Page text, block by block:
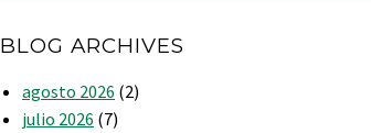
BLOG ARCHIVES
agosto 2026 (2)
julio 2026 (7)